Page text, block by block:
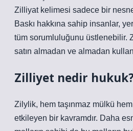
Zilliyat kelimesi sadece bir
Baskı hakkına sahip insanlar,
tüm sorumluluğunu üstlenebilir.
satın almadan ve almadan
Zilliyet nedir
Zilylik, hem taşınmaz mülkü
etkileyen bir kavramdır. Daha